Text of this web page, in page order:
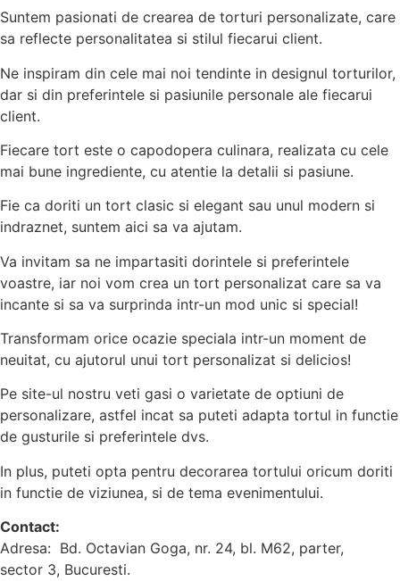
Suntem pasionati de crearea de torturi personalizate, care
sa reflecte personalitatea si stilul fiecarui client.
Ne inspiram din cele mai noi tendinte in designul torturilor,
dar si din preferintele si pasiunile personale ale fiecarui
client.
Fiecare tort este o capodopera culinara, realizata cu cele
mai bune ingrediente, cu atentie la detalii si pasiune.
Fie ca doriti un tort clasic si elegant sau unul modern si
indraznet, suntem aici sa va ajutam.
Va invitam sa ne impartasiti dorintele si preferintele
voastre, iar noi vom crea un tort personalizat care sa va
incante si sa va surprinda intr-un mod unic si special!
Transformam orice ocazie speciala intr-un moment de
neuitat, cu ajutorul unui tort personalizat si delicios!
Pe site-ul nostru veti gasi o varietate de optiuni de
personalizare, astfel incat sa puteti adapta tortul in functie
de gusturile si preferintele dvs.
In plus, puteti opta pentru decorarea tortului oricum doriti
in functie de viziunea, si de tema evenimentului.
Contact:
Adresa: Bd. Octavian Goga, nr. 24, bl. M62, parter,
sector 3, Bucuresti.